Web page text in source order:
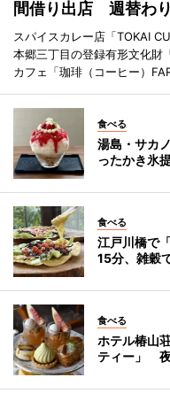
間借り出店 週替わ
スパイスカレー店「TOKAI
本郷三丁目の登録有形文化財
カフェ「珈琲（コーヒー）
食べる
湯島・サカ
ったかき氷
食べる
江戸川橋で
15分、雑穀
食べる
ホテル椿山
ティー」